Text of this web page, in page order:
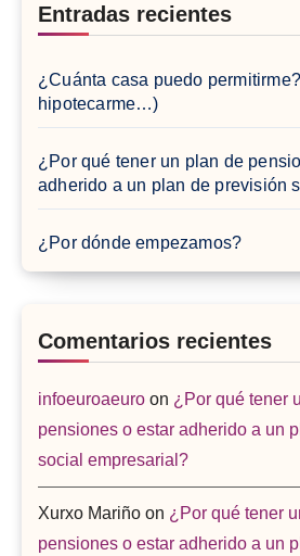
Entradas recientes
¿Cuánta casa puedo
hipotecarme…)
¿Por qué tener un plan de
adherido a un plan de previsión
¿Por dónde empezamos?
Comentarios recientes
infoeuroaeuro on ¿Por qué tener
pensiones o estar adherido a un
social empresarial?
Xurxo Mariño on ¿Por qué tener
pensiones o estar adherido a un